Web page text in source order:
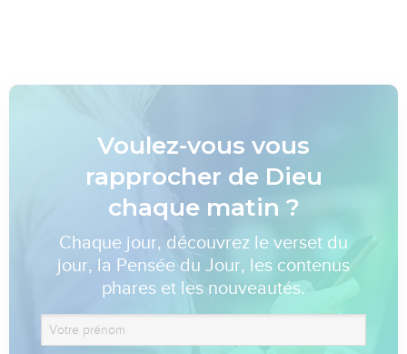
Voulez-vous vous
rapprocher de Dieu
chaque matin ?
Chaque jour, découvrez le verset du
jour, la Pensée du Jour, les contenus
phares et les nouveautés.